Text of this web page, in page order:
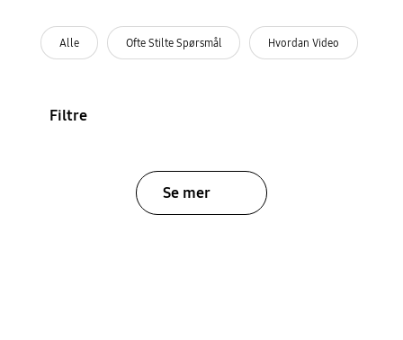
Alle Ofte Stilte Spørsmål Hvordan Video
Filtre
Se mer